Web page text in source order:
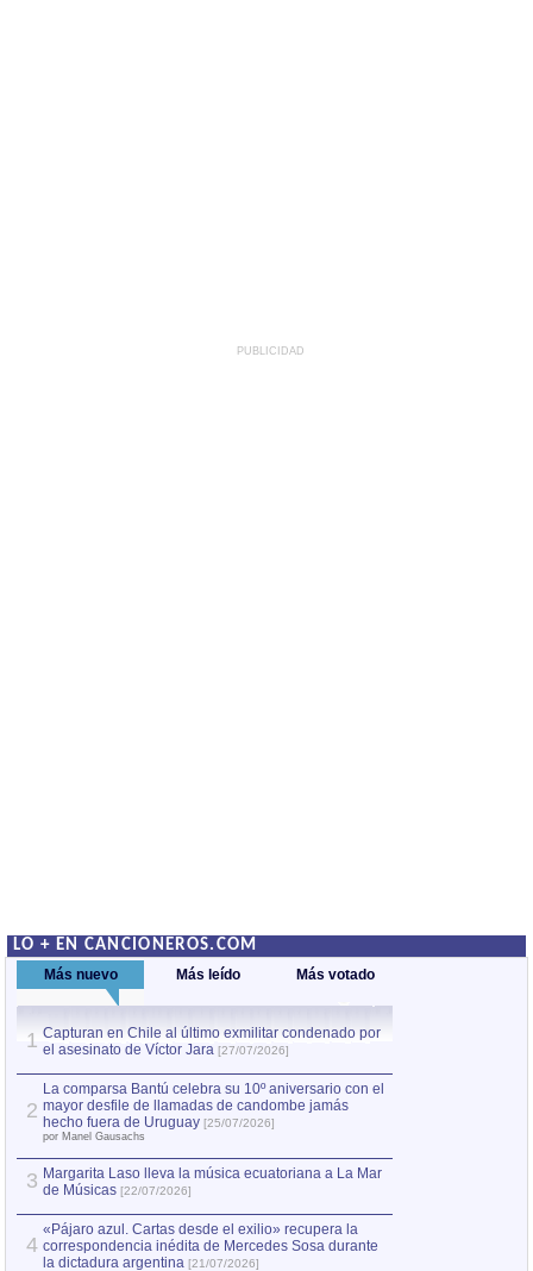
PUBLICIDAD
LO + EN CANCIONEROS.COM
Más nuevo Más leído Más votado
1 Capturan en Chile al último exmilitar condenado por
el asesinato de Víctor Jara [27/07/2026]
2
La comparsa Bantú celebra su 10º aniversario con el
mayor desfile de llamadas de candombe jamás
hecho fuera de Uruguay [25/07/2026]
por Manel Gausachs
3 Margarita Laso lleva la música ecuatoriana a La Mar
de Músicas [22/07/2026]
4
«Pájaro azul. Cartas desde el exilio» recupera la
correspondencia inédita de Mercedes Sosa durante
la dictadura argentina [21/07/2026]